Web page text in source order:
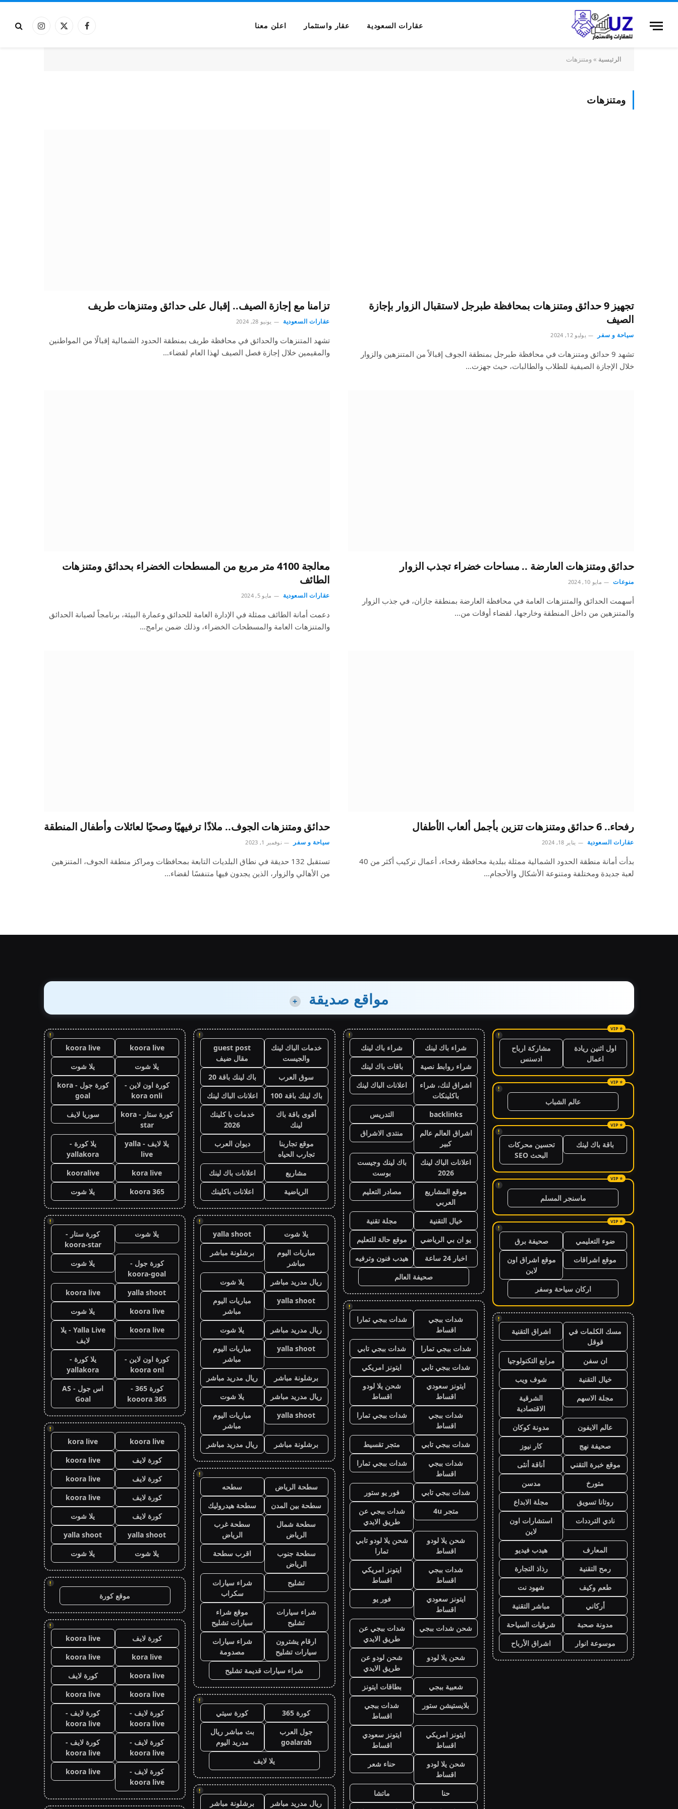
عقارات السعودية عقار واستثمار اعلن معنا فيسبوكX
الانستغرام
الرئيسية » ومتنزهات
ومتنزهات
تجهيز 9 حدائق ومتنزهات بمحافظة طبرجل لاستقبال الزوار بإجازة
الصيف
سياحة و سفر يوليو 12, 2024
تشهد 9 حدائق ومتنزهات في محافظة طبرجل بمنطقة الجوف إقبالاً من المتنزهين والزوار
خلال الإجازة الصيفية للطلاب والطالبات، حيث جهزت…
تزامنا مع إجازة الصيف.. إقبال على حدائق ومتنزهات طريف
عقارات السعودية يونيو 28, 2024
تشهد المتنزهات والحدائق في محافظة طريف بمنطقة الحدود الشمالية إقبالًا من المواطنين
والمقيمين خلال إجازة فصل الصيف لهذا العام لقضاء…
حدائق ومتنزهات العارضة .. مساحات خضراء تجذب الزوار
منوعات مايو 10, 2024
أسهمت الحدائق والمتنزهات العامة في محافظة العارضة بمنطقة جازان، في جذب الزوار
والمتنزهين من داخل المنطقة وخارجها، لقضاء أوقات من…
معالجة 4100 متر مربع من المسطحات الخضراء بحدائق ومتنزهات
الطائف
عقارات السعودية مايو 5, 2024
دعمت أمانة الطائف ممثلة في الإدارة العامة للحدائق وعمارة البيئة، برنامجاً لصيانة الحدائق
والمتنزهات العامة والمسطحات الخضراء، وذلك ضمن برامج…
رفحاء.. 6 حدائق ومتنزهات تتزين بأجمل ألعاب الأطفال
عقارات السعودية يناير 18, 2024
بدأت أمانة منطقة الحدود الشمالية ممثلة ببلدية محافظة رفحاء، أعمال تركيب أكثر من 40
لعبة جديدة ومختلفة ومتنوعة الأشكال والأحجام…
حدائق ومتنزهات الجوف.. ملاذًا ترفيهيًا وصحيًا لعائلات وأطفال المنطقة
سياحة و سفر نوفمبر 1, 2023
تستقبل 132 حديقة في نطاق البلديات التابعة بمحافظات ومراكز منطقة الجوف، المتنزهين
من الأهالي والزوار، الذين يجدون فيها متنفسًا لقضاء…
مواقع صديقة +
!
اول اثنين ريادة
اعمال
مشاركة ارباح
ادسنس
!
عالم الشباب
!
باقة باك لينك
تحسين محركات
البحث SEO
!
ماسنجر المسلم
!
ضوء التعليمي
صحيفة برق
موقع اشراقات
موقع اشراق اون
لاين
اركان سياحة وسفر
!
مسك الكلمات في
قوقل
اشراق التقنية
ان سفن
مرابع التكنولوجيا
خيال التقنية
شوف ويب
مجلة الاسهم
الشرقية
الاقتصادية
عالم الايفون
مدونة كوكان
صحيفة نهج
كار نيوز
موقع خبرة التقني
أناقة أنثى
متورخ
مدسن
روتانا تسويق
مجلة الابداع
نادي الترددات
استشارات اون
لاين
المعارف
هيدب فيديو
رمح التقنية
رذاذ التجارة
طعم وكيف
شهود نت
أركاني
مباشر التقنية
مدونة صحبة
شرقيات السياحة
موسوعة انوار
اشراق الأرباح
!
شراء باك لينك
شراء باك لينك
شراء روابط نصية
باقات باك لينك
اشراق لنك، شراء
باكلينكات
اعلانات الباك لينك
backlinks
التدريس
اشراق العالم عالم
كبير
منتدى الاشراق
اعلانات الباك لينك
2026
باك لينك وجيست
بوست
موقع المشاريع
العربي
مصادر التعليم
خيال التقنية
مجلة تقنية
يو ان بي الرياضي
موقع حالة للتعليم
اخبار 24 ساعة
هيدب فنون وترفيه
صحيفة العالم
!
شدات ببجي
اقساط
شدات ببجي تمارا
شدات ببجي تمارا
شدات ببجي تابي
شدات ببجي تابي
ايتونز امريكي
ايتونز سعودي
اقساط
شحن يلا لودو
اقساط
شدات ببجي
اقساط
شدات ببجي تمارا
شدات ببجي تابي
متجر تقسيط
شدات ببجي
اقساط
شدات ببجي تمارا
شدات ببجي تابي
فور يو ستور
متجر 4u
شدات ببجي عن
طريق الايدي
شحن يلا لودو
اقساط
شحن يلا لودو تابي
تمارا
شدات ببجي
اقساط
ايتونز امريكي
اقساط
ايتونز سعودي
اقساط
فور يو
شحن شدات ببجي
شدات ببجي عن
طريق الايدي
شحن يلا لودو
شحن لودو عن
طريق الايدي
شعبية ببجي
بطاقات ايتونز
بلايستيشن ستور
شدات ببجي
اقساط
ايتونز امريكي
اقساط
ايتونز سعودي
اقساط
شحن يلا لودو
اقساط
حناء شعر
حنا
ماتشا
!
خدمات الباك لينك
والجيست
guest post
مقال ضيف
سوق العرب
باك لينك باقة 20
باك لينك باقة 100
اعلانات الباك لينك
أقوى باقة باك
لينك
خدمات با كلينك
2026
موقع تجاربنا
تجارب الحياه
ديوان العرب
مشاريع
اعلانات باك لينك
الرياضية
اعلانات باكلينك
!
يلا شوت
yalla shoot
مباريات اليوم
مباشر
برشلونة مباشر
ريال مدريد مباشر
يلا شوت
yalla shoot
مباريات اليوم
مباشر
ريال مدريد مباشر
يلا شوت
yalla shoot
مباريات اليوم
مباشر
برشلونة مباشر
ريال مدريد مباشر
ريال مدريد مباشر
يلا شوت
yalla shoot
مباريات اليوم
مباشر
برشلونة مباشر
ريال مدريد مباشر
!
سطحة الرياض
سطحه
سطحة بين المدن
سطحة هيدروليك
سطحة شمال
الرياض
سطحة غرب
الرياض
سطحة جنوب
الرياض
اقرب سطحة
تشليح
شراء سيارات
سكراب
شراء سيارات
تشليح
موقع شراء
سيارات تشليح
ارقام يشترون
سيارات تشليح
شراء سيارات
مصدومة
شراء سيارات قديمة تشليح
!
كورة 365
كورة سيتي
جول العرب
goalarab
بث مباشر ريال
مدريد اليوم
يلا لايف
!
ريال مدريد مباشر برشلونة مباشر
!
koora live
koora live
يلا شوت
يلا شوت
كورة اون لاين -
kora onli
كورة جول - kora
goal
كورة ستار - kora
star
سوريا لايف
يلا لايف - yalla
live
يلا كورة -
yallakora
kora live
kooralive
koora 365
يلا شوت
!
يلا شوت
كورة ستار -
koora-star
كورة جول -
koora-goal
يلا شوت
yalla shoot
koora live
koora live
يلا شوت
koora live
Yalla Live - يلا
لايف
كورة اون لاين -
koora onl
يلا كورة -
yallakora
كورة 365 -
kooora 365
اس جول - AS
Goal
!
koora live
kora live
كورة لايف
koora live
كورة لايف
koora live
كورة لايف
koora live
كورة لايف
يلا شوت
yalla shoot
yalla shoot
يلا شوت
يلا شوت
!
موقع كورة
!
كورة لايف
koora live
kora live
koora live
koora live
كورة لايف
koora live
koora live
كورة لايف -
koora live
كورة لايف -
koora live
كورة لايف -
koora live
كورة لايف -
koora live
كورة لايف -
koora live
koora live